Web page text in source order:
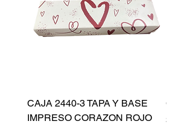
CAJA 2440-3 TAPA Y BASE
IMPRESO CORAZON ROJO
Precio
$